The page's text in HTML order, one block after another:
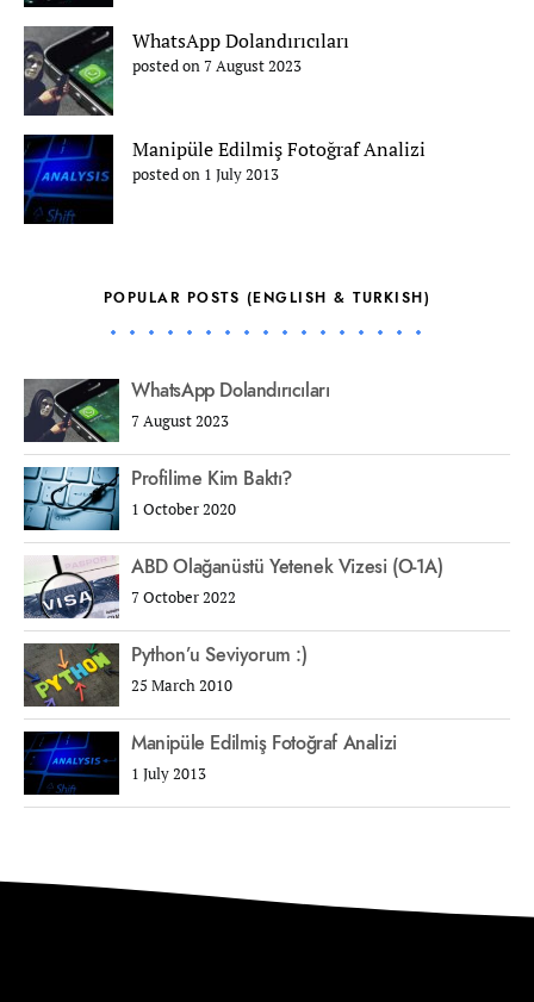
WhatsApp Dolandırıcıları
posted on 7 August 2023
Manipüle Edilmiş Fotoğraf Analizi
posted on 1 July 2013
POPULAR POSTS (ENGLISH & TURKISH)
WhatsApp Dolandırıcıları
7 August 2023
Profilime Kim Baktı?
1 October 2020
ABD Olağanüstü Yetenek Vizesi (O-1A)
7 October 2022
Python’u Seviyorum :)
25 March 2010
Manipüle Edilmiş Fotoğraf Analizi
1 July 2013